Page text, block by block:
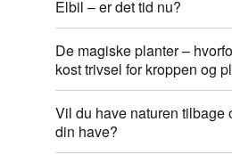
Elbil – er det tid nu?
De magiske planter –
kost trivsel for kroppen og
Vil du have naturen tilbage
din have?